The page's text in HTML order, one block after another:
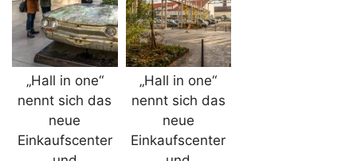
„Hall in one“
nennt sich das
neue
Einkaufscenter
„Hall in one“
nennt sich das
neue
Einkaufscenter